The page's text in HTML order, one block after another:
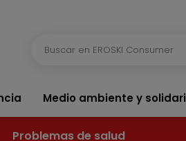
Medio ambiente y
Problemas de salud